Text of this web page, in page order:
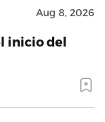
Aug 8, 2026
inicio del